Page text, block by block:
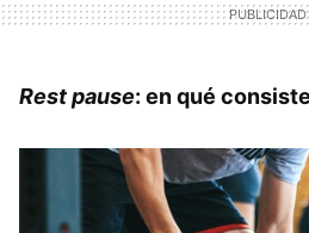
Rest pause: en qué consiste